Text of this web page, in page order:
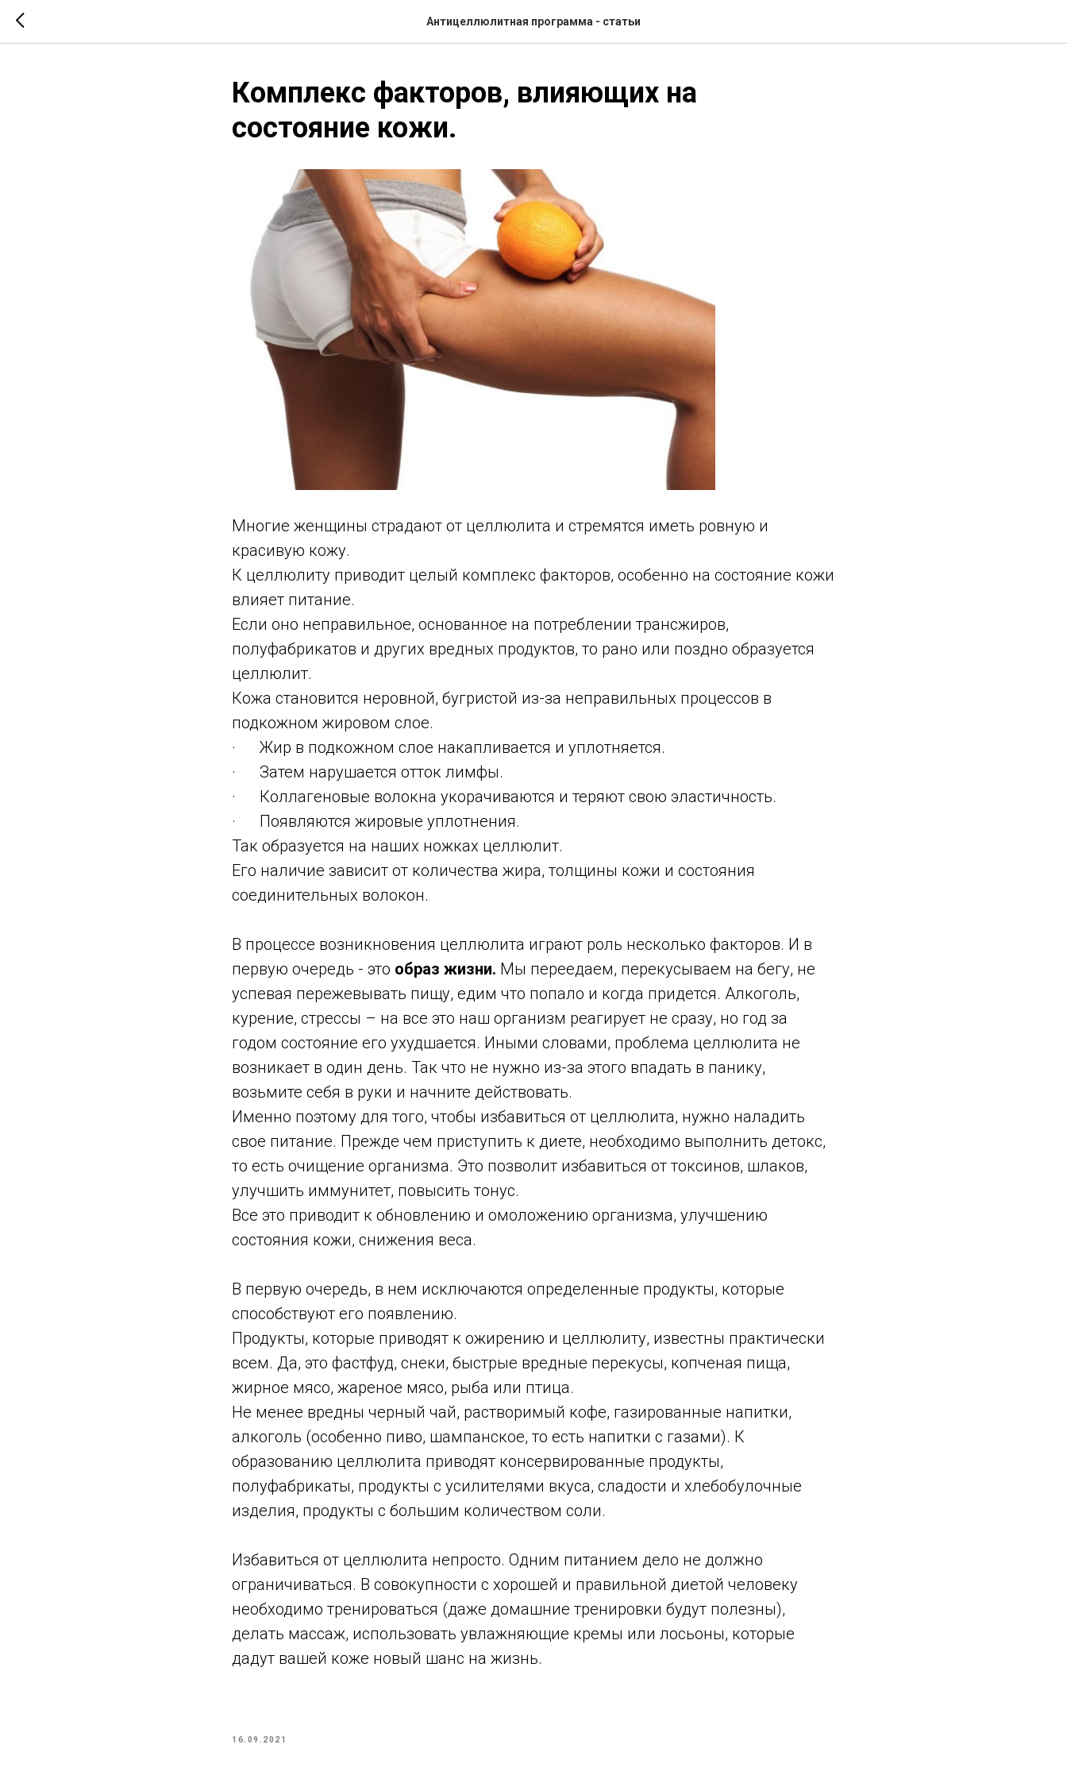
Антицеллюлитная программа - статьи
Комплекс факторов, влияющих на
состояние кожи.
Многие женщины страдают от целлюлита и стремятся иметь ровную и
красивую кожу.
К целлюлиту приводит целый комплекс факторов, особенно на состояние кожи
влияет питание.
Если оно неправильное, основанное на потреблении трансжиров,
полуфабрикатов и других вредных продуктов, то рано или поздно образуется
целлюлит.
Кожа становится неровной, бугристой из-за неправильных процессов в
подкожном жировом слое.
· Жир в подкожном слое накапливается и уплотняется.
· Затем нарушается отток лимфы.
· Коллагеновые волокна укорачиваются и теряют свою эластичность.
· Появляются жировые уплотнения.
Так образуется на наших ножках целлюлит.
Его наличие зависит от количества жира, толщины кожи и состояния
соединительных волокон.
В процессе возникновения целлюлита играют роль несколько факторов. И в
первую очередь - это образ жизни. Мы переедаем, перекусываем на бегу, не
успевая пережевывать пищу, едим что попало и когда придется. Алкоголь,
курение, стрессы – на все это наш организм реагирует не сразу, но год за
годом состояние его ухудшается. Иными словами, проблема целлюлита не
возникает в один день. Так что не нужно из-за этого впадать в панику,
возьмите себя в руки и начните действовать.
Именно поэтому для того, чтобы избавиться от целлюлита, нужно наладить
свое питание. Прежде чем приступить к диете, необходимо выполнить детокс,
то есть очищение организма. Это позволит избавиться от токсинов, шлаков,
улучшить иммунитет, повысить тонус.
Все это приводит к обновлению и омоложению организма, улучшению
состояния кожи, снижения веса.
В первую очередь, в нем исключаются определенные продукты, которые
способствуют его появлению.
Продукты, которые приводят к ожирению и целлюлиту, известны практически
всем. Да, это фастфуд, снеки, быстрые вредные перекусы, копченая пища,
жирное мясо, жареное мясо, рыба или птица.
Не менее вредны черный чай, растворимый кофе, газированные напитки,
алкоголь (особенно пиво, шампанское, то есть напитки с газами). К
образованию целлюлита приводят консервированные продукты,
полуфабрикаты, продукты с усилителями вкуса, сладости и хлебобулочные
изделия, продукты с большим количеством соли.
Избавиться от целлюлита непросто. Одним питанием дело не должно
ограничиваться. В совокупности с хорошей и правильной диетой человеку
необходимо тренироваться (даже домашние тренировки будут полезны),
делать массаж, использовать увлажняющие кремы или лосьоны, которые
дадут вашей коже новый шанс на жизнь.
16.09.2021